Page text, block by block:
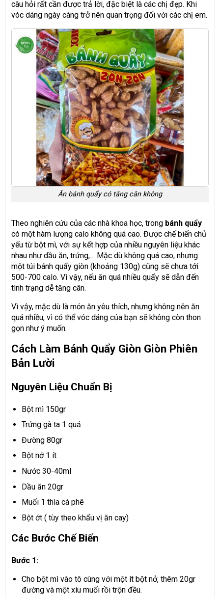
câu hỏi rất cần được trả lời, đặc biệt là các chị đẹp. Khi
vóc dáng ngày càng trở nên quan trọng đối với các chị em.
Ăn bánh quẩy có tăng cân không
Theo nghiên cứu của các nhà khoa học, trong bánh quẩy
có một hàm lượng calo không quá cao. Được chế biến chủ
yếu từ bột mì, với sự kết hợp của nhiều nguyên liệu khác
nhau như dầu ăn, trứng,… Mặc dù không quá cao, nhưng
một túi bánh quẩy giòn (khoảng 130g) cũng sẽ chưa tới
500-700 calo. Vì vậy, nếu ăn quá nhiều quẩy sẽ dẫn đến
tình trạng dễ tăng cân.
Vì vậy, mặc dù là món ăn yêu thích, nhưng không nên ăn
quá nhiều, vì có thể vóc dáng của bạn sẽ không còn thon
gọn như ý muốn.
Cách Làm Bánh Quẩy Giòn Giòn Phiên
Bản Lười
Nguyên Liệu Chuẩn Bị
Bộtmì 150gr
Trứng gà ta1 quả
Đường 80gr
Bột nở 1 ít
Nước 30-40ml
Dầu ăn20gr
Muối1 thìa cà phê
Bột ớt( tùy theo khẩu vị ăn cay)
Các Bước Chế Biến
Bước 1:
Cho bột mì vào tô cùng với một ít bột nở, thêm 20gr
đường và một xíu muối rồi trộn đều.